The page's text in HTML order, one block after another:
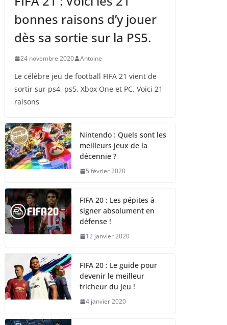
bonnes raisons d’y jouer
dès sa sortie sur la PS5.
24 novembre 2020 Antoine
Le célèbre jeu de football FIFA 21 vient de
sortir sur ps4, ps5, Xbox One et PC. Voici 21
raisons
Nintendo : Quels sont les
meilleurs jeux de la
décennie ?
5 février 2020
FIFA 20 : Les pépites à
signer absolument en
défense !
12 janvier 2020
FIFA 20 : Le guide pour
devenir le meilleur
tricheur du jeu !
4 janvier 2020